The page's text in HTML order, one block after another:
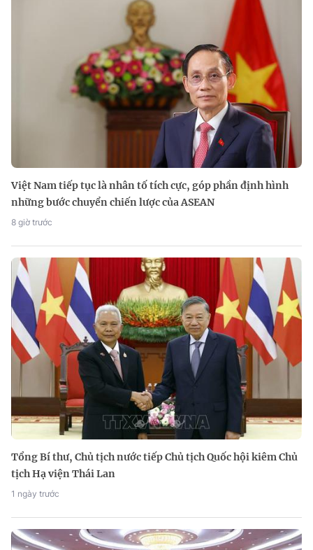
Việt Nam tiếp tục là nhân tố tích cực, góp phần định hình
những bước chuyển chiến lược của ASEAN
8 giờ trước
Tổng Bí thư, Chủ tịch nước tiếp Chủ tịch Quốc hội kiêm Chủ
tịch Hạ viện Thái Lan
1 ngày trước